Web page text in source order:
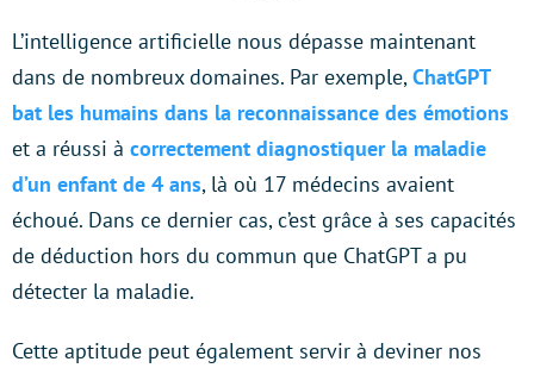
L’intelligence artificielle nous dépasse maintenant
dans de nombreux domaines. Par exemple, ChatGPT
bat les humains dans la reconnaissance des émotions
et a réussi à correctement diagnostiquer la maladie
d’un enfant de 4 ans, là où 17 médecins avaient
échoué. Dans ce dernier cas, c’est grâce à ses capacités
de déduction hors du commun que ChatGPT a pu
détecter la maladie.
Cette aptitude peut également servir à deviner nos